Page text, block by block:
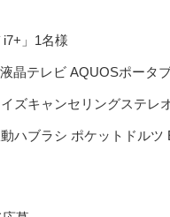
」1名様
晶テレビ AQUOSポータ
ズキャンセリングステレ
ハブラシ ポケットドルツ